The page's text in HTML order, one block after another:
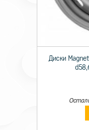
Технические
ШиринаДиски